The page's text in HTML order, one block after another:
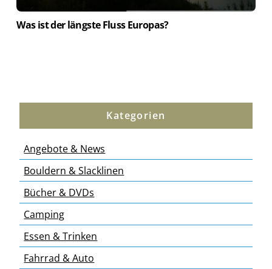
Was ist der längste Fluss Europas?
Kategorien
Angebote & News
Bouldern & Slacklinen
Bücher & DVDs
Camping
Essen & Trinken
Fahrrad & Auto